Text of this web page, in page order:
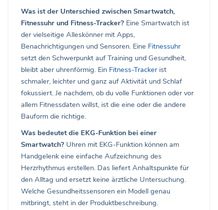
Was ist der Unterschied zwischen Smartwatch,
Fitnessuhr und Fitness-Tracker? Eine Smartwatch ist
der vielseitige Alleskönner mit Apps,
Benachrichtigungen und Sensoren. Eine Fitnessuhr
setzt den Schwerpunkt auf Training und Gesundheit,
bleibt aber uhrenförmig. Ein Fitness-Tracker ist
schmaler, leichter und ganz auf Aktivität und Schlaf
fokussiert. Je nachdem, ob du volle Funktionen oder vor
allem Fitnessdaten willst, ist die eine oder die andere
Bauform die richtige.
Was bedeutet die EKG-Funktion bei einer
Smartwatch? Uhren mit EKG-Funktion können am
Handgelenk eine einfache Aufzeichnung des
Herzrhythmus erstellen. Das liefert Anhaltspunkte für
den Alltag und ersetzt keine ärztliche Untersuchung.
Welche Gesundheitssensoren ein Modell genau
mitbringt, steht in der Produktbeschreibung.